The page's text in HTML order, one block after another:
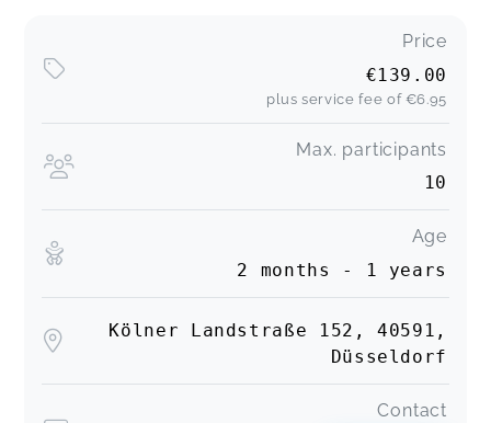
Price
€139.00
plus service fee of €6.95
Max. participants
10
Age
2 months - 1 years
Kölner Landstraße 152, 40591,
Düsseldorf
Contact